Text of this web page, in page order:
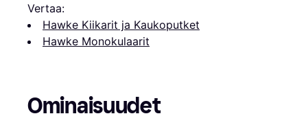
Vertaa:
Hawke Kiikarit ja Kaukoputket
Hawke Monokulaarit
Ominaisuudet